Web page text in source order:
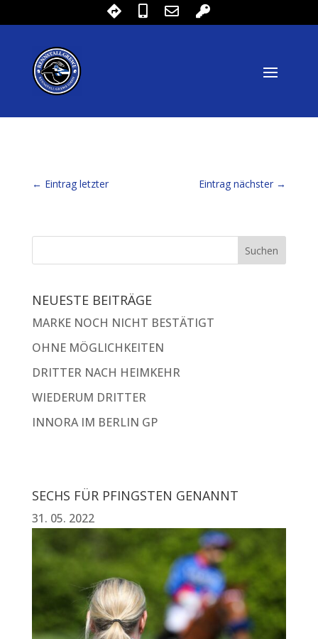
← Eintrag letzter Eintrag nächster →
NEUESTE BEITRÄGE
MARKE NOCH NICHT BESTÄTIGT
OHNE MÖGLICHKEITEN
DRITTER NACH HEIMKEHR
WIEDERUM DRITTER
INNORA IM BERLIN GP
SECHS FÜR PFINGSTEN GENANNT
31. 05. 2022